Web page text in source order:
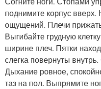
поднимите корпус
ощущений. Плечи
Выгибайте грудную
ширине плеч. Пятки
слегка повернуты
Дыхание ровное,
таз на пол. Выпрямите